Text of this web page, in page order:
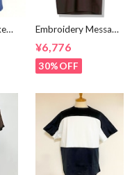
Embroidery Message
shirts Brown
¥6,776
30%OFF